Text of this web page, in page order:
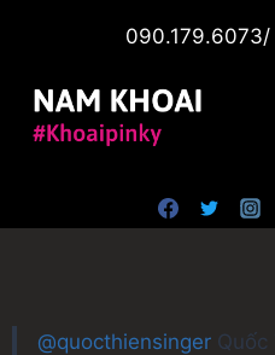
@quocthiensinger Quốc